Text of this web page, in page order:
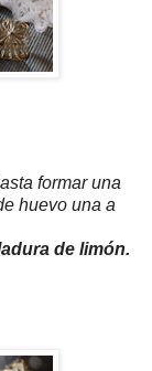
formar una
huevo una a
de limón.